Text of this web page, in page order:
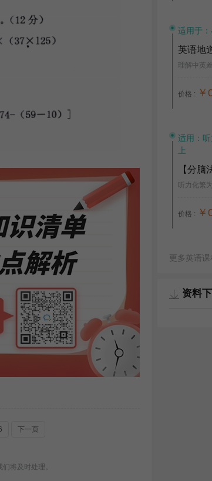
下一页
将及时处理。
适用于
英语地
理解中英
价格 : ￥
适用：
上
【分
听力化繁
价格 : ￥
更多英语课
资料